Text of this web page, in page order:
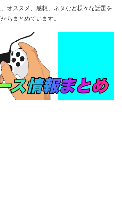
オススメ、感想、ネタなど様々な話題を
らまとめています。